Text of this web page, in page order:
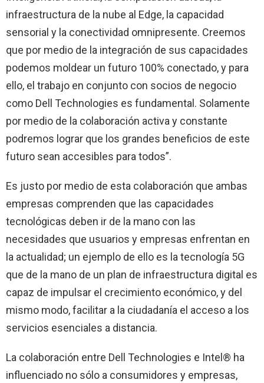
infraestructura de la nube al Edge, la capacidad
sensorial y la conectividad omnipresente. Creemos
que por medio de la integración de sus capacidades
podemos moldear un futuro 100% conectado, y para
ello, el trabajo en conjunto con socios de negocio
como Dell Technologies es fundamental. Solamente
por medio de la colaboración activa y constante
podremos lograr que los grandes beneficios de este
futuro sean accesibles para todos”.
Es justo por medio de esta colaboración que ambas
empresas comprenden que las capacidades
tecnológicas deben ir de la mano con las
necesidades que usuarios y empresas enfrentan en
la actualidad; un ejemplo de ello es la tecnología 5G
que de la mano de un plan de infraestructura digital es
capaz de impulsar el crecimiento económico, y del
mismo modo, facilitar a la ciudadanía el acceso a los
servicios esenciales a distancia.
La colaboración entre Dell Technologies e Intel® ha
influenciado no sólo a consumidores y empresas,